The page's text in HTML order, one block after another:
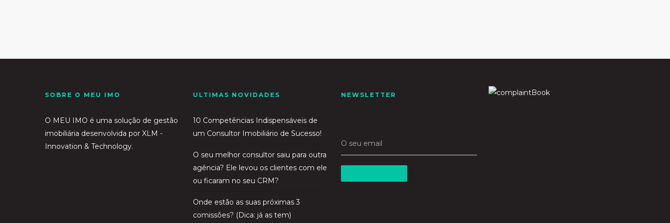
SOBRE O MEU IMO
O MEU IMO é uma solução de gestão
imobiliária desenvolvida por XLM -
Innovation & Technology.
ULTIMAS NOVIDADES
10 Competências Indispensáveis de
um Consultor Imobiliário de Sucesso!
O seu melhor consultor saiu para outra
agência? Ele levou os clientes com ele
ou ficaram no seu CRM?
Onde estão as suas próximas 3
comissões? (Dica: já as tem)
NEWSLETTER
O seu email